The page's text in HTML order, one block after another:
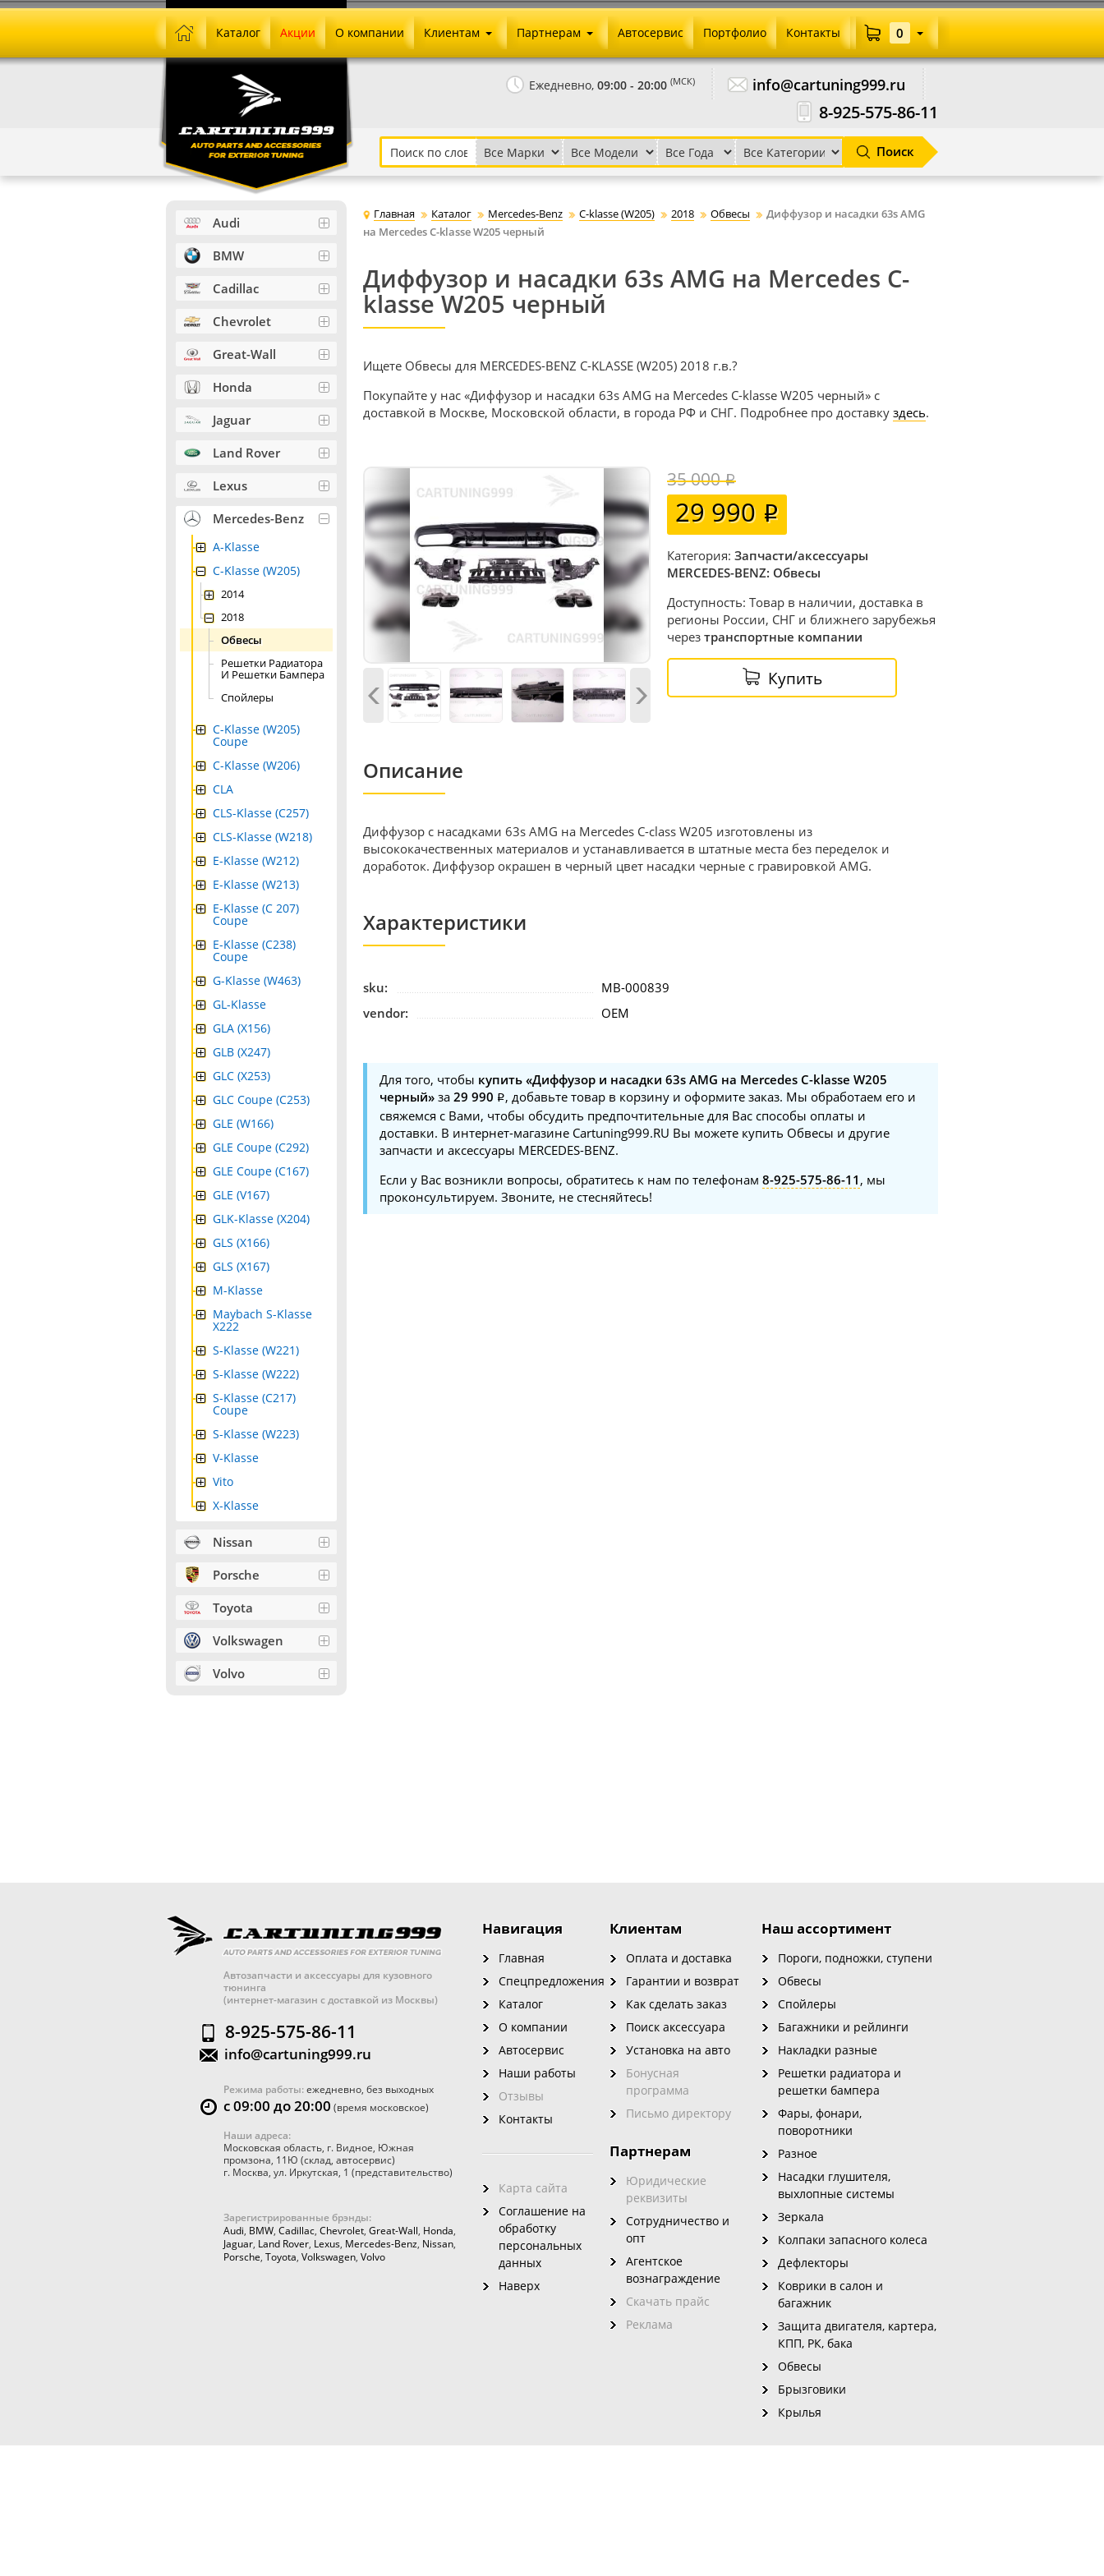
Ежедневно, 09:00 - 20:00 (МСК) info@cartuning999.ru
8-925-575-86-11
Поиск
Каталог Акции О компании Клиентам
Как сделать заказ
Установка на авто
Письмо директору
Партнерам
Агентское вознаграждение
Скачать прайс
Автосервис Портфолио Контакты 0
Главная Каталог Mercedes-Benz C-klasse (W205) 2018 Обвесы
Диффузор и насадки 63s AMG
на Mercedes C-klasse W205 черный
Диффузор и насадки 63s AMG на Mercedes C-
klasse W205 черный
Ищете Обвесы для MERCEDES-BENZ C-KLASSE (W205) 2018 г.в.?
Покупайте у нас «Диффузор и насадки 63s AMG на Mercedes C-klasse W205 черный» с
доставкой в Москве, Московской области, в города РФ и СНГ. Подробнее про доставку здесь.
35 000
29 990
Категория: Запчасти/аксессуары
MERCEDES-BENZ: Обвесы
Доступность: Товар в наличии, доставка в
регионы России, СНГ и ближнего зарубежья
через транспортные компании
Купить
Описание
Диффузор с насадками 63s AMG на Mercedes C-class W205 изготовлены из
высококачественных материалов и устанавливается в штатные места без переделок и
доработок. Диффузор окрашен в черный цвет насадки черные с гравировкой AMG.
Характеристики
sku:
MB-000839
vendor:
OEM
Для того, чтобы купить «Диффузор и насадки 63s AMG на Mercedes C-klasse W205
черный» за 29 990
, добавьте товар в корзину и оформите заказ. Мы обработаем его и
свяжемся с Вами, чтобы обсудить предпочтительные для Вас способы оплаты и
доставки. В интернет-магазине Cartuning999.RU Вы можете купить Обвесы и другие
запчасти и аксессуары MERCEDES-BENZ.
Если у Вас возникли вопросы, обратитесь к нам по телефонам 8-925-575-86-11 , мы
проконсультируем. Звоните, не стесняйтесь!
Audi
BMW
Cadillac
Chevrolet
Great-Wall
Honda
Jaguar
Land Rover
Lexus
Mercedes-Benz
A-Klasse
C-Klasse (W205)
2014
2018
Обвесы
Решетки Радиатора
И Решетки Бампера
Спойлеры
C-Klasse (W205)
Coupe
C-Klasse (W206)
CLA
CLS-Klasse (C257)
CLS-Klasse (W218)
E-Klasse (W212)
E-Klasse (W213)
E-Klasse (C 207)
Coupe
E-Klasse (C238)
Coupe
G-Klasse (W463)
GL-Klasse
GLA (X156)
GLB (X247)
GLC (X253)
GLC Coupe (C253)
GLE (W166)
GLE Coupe (C292)
GLE Coupe (C167)
GLE (V167)
GLK-Klasse (X204)
GLS (X166)
GLS (X167)
M-Klasse
Maybach S-Klasse
X222
S-Klasse (W221)
S-Klasse (W222)
S-Klasse (C217)
Coupe
S-Klasse (W223)
V-Klasse
Vito
X-Klasse
Nissan
Porsche
Toyota
Volkswagen
Volvo
Автозапчасти и аксессуары для кузовного
тюнинга
(интернет-магазин с доставкой из Москвы)
8-925-575-86-11
info@cartuning999.ru
Режима работы:ежедневно, без выходных
с 09:00 до 20:00 (время московское)
Наши адреса:
Московская область, г. Видное, Южная
промзона, 11Ю (склад, автосервис)
г. Москва, ул. Иркутская, 1 (представительство)
Зарегистрированные брэнды:
Audi, BMW, Cadillac, Chevrolet, Great-Wall, Honda,
Jaguar, Land Rover, Lexus, Mercedes-Benz, Nissan,
Porsche, Toyota, Volkswagen, Volvo
Наш ассортимент
Пороги, подножки, ступени
Обвесы
Спойлеры
Багажники и рейлинги
Накладки разные
Решетки радиатора и
решетки бампера
Фары, фонари,
поворотники
Разное
Насадки глушителя,
выхлопные системы
Зеркала
Колпаки запасного колеса
Дефлекторы
Коврики в салон и
багажник
Защита двигателя, картера,
КПП, РК, бака
Обвесы
Брызговики
Крылья
Навигация
Главная
Спецпредложения
Каталог
О компании
Автосервис
Наши работы
Отзывы
Контакты
Карта сайта
Соглашение на
обработку
персональных
данных
Наверх
Клиентам
Оплата и доставка
Гарантии и возврат
Как сделать заказ
Поиск аксессуара
Установка на авто
Бонусная
программа
Письмо директору
Партнерам
Юридические
реквизиты
Сотрудничество и
опт
Агентское
вознаграждение
Скачать прайс
Реклама